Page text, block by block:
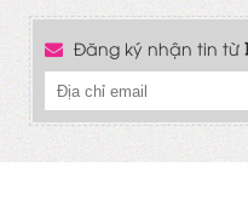
Đăng ký nhận tin từ